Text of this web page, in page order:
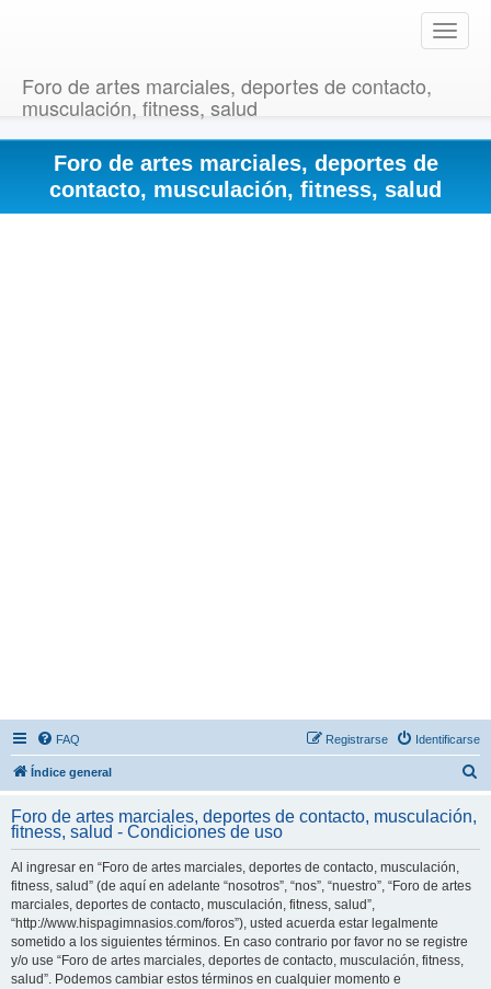
T
o
e
v
Foro de artes marciales, deportes de contacto,
musculación, fitness, salud
Foro de artes marciales, deportes de
contacto, musculación, fitness, salud
FAQ Identificarse
Registrarse
Índice general
c
Foro de artes marciales, deportes de contacto, musculación,
fitness, salud - Condiciones de uso
Al ingresar en “Foro de artes marciales, deportes de contacto, musculación,
fitness, salud” (de aquí en adelante “nosotros”, “nos”, “nuestro”, “Foro de artes
marciales, deportes de contacto, musculación, fitness, salud”,
“http://www.hispagimnasios.com/foros”), usted acuerda estar legalmente
sometido a los siguientes términos. En caso contrario por favor no se registre
y/o use “Foro de artes marciales, deportes de contacto, musculación, fitness,
salud”. Podemos cambiar estos términos en cualquier momento e